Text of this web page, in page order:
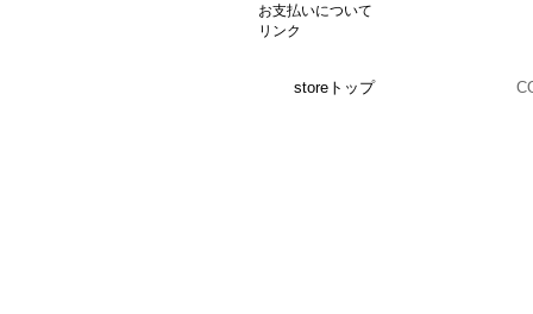
お支払いについて
リンク
storeトップ